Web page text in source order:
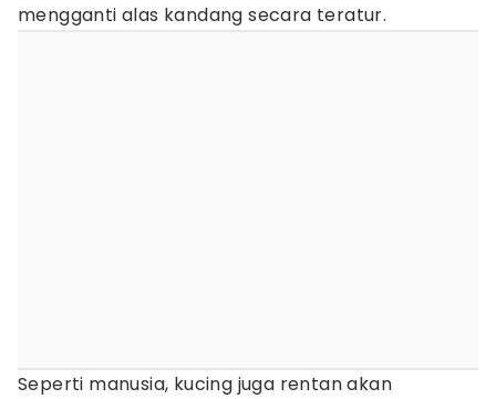
mengganti alas kandang secara teratur.
Seperti manusia, kucing juga rentan akan